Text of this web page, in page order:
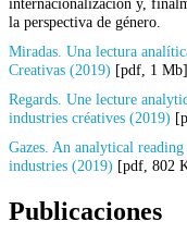
la perspectiva de género.
Miradas. Una lectura
Creativas (2019) [pdf, 1 Mb]
Regards. Une lecture
industries créatives (2019)
Gazes. An analytical
industries (2019) [pdf, 802
Publicaciones